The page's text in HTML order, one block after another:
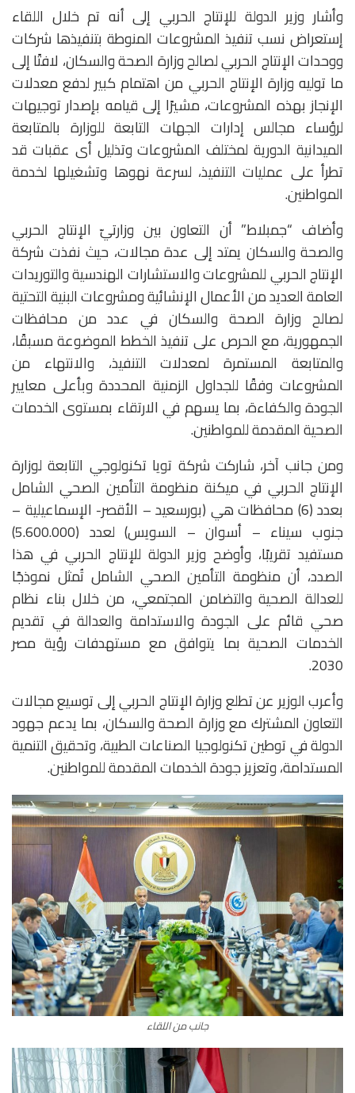
وأشار وزير الدولة للإنتاج الحربي إلى أنه تم خلال اللقاء
إستعراض نسب تنفيذ المشروعات المنوطة بتنفيذها شركات
ووحدات الإنتاج الحربي لصالح وزارة الصحة والسكان، لافتًا إلى
ما توليه وزارة الإنتاج الحربي من اهتمام كبير لدفع معدلات
الإنجاز بهذه المشروعات، مشيرًا إلى قيامه بإصدار توجيهات
لرؤساء مجالس إدارات الجهات التابعة للوزارة بالمتابعة
الميدانية الدورية لمختلف المشروعات وتذليل أى عقبات قد
تطرأ على عمليات التنفيذ، لسرعة نهوها وتشغيلها لخدمة
المواطنين.
وأضاف “جمبلاط” أن التعاون بين وزارتيّ الإنتاج الحربي
والصحة والسكان يمتد إلى عدة مجالات، حيث نفذت شركة
الإنتاج الحربي للمشروعات والاستشارات الهندسية والتوريدات
العامة العديد من الأعمال الإنشائية ومشروعات البنية التحتية
لصالح وزارة الصحة والسكان في عدد من محافظات
الجمهورية، مع الحرص على تنفيذ الخطط الموضوعة مسبقًا،
والمتابعة المستمرة لمعدلات التنفيذ، والانتهاء من
المشروعات وفقًا للجداول الزمنية المحددة وبأعلى معايير
الجودة والكفاءة، بما يسهم في الارتقاء بمستوى الخدمات
الصحية المقدمة للمواطنين.
ومن جانب آخر، شاركت شركة تويا تكنولوجي التابعة لوزارة
الإنتاج الحربي في ميكنة منظومة التأمين الصحي الشامل
بعدد (6) محافظات هي (بورسعيد – الأقصر- الإسماعيلية –
جنوب سيناء – أسوان – السويس) لعدد (5.600.000)
مستفيد تقريبًا، وأوضح وزير الدولة للإنتاج الحربي في هذا
الصدد، أن منظومة التأمين الصحي الشامل تُمثل نموذجًا
للعدالة الصحية والتضامن المجتمعي، من خلال بناء نظام
صحي قائم على الجودة والاستدامة والعدالة في تقديم
الخدمات الصحية بما يتوافق مع مستهدفات رؤية مصر
2030.
وأعرب الوزير عن تطلع وزارة الإنتاج الحربي إلى توسيع مجالات
التعاون المشترك مع وزارة الصحة والسكان، بما يدعم جهود
الدولة في توطين تكنولوجيا الصناعات الطبية، وتحقيق التنمية
المستدامة، وتعزيز جودة الخدمات المقدمة للمواطنين.
جانب من اللقاء